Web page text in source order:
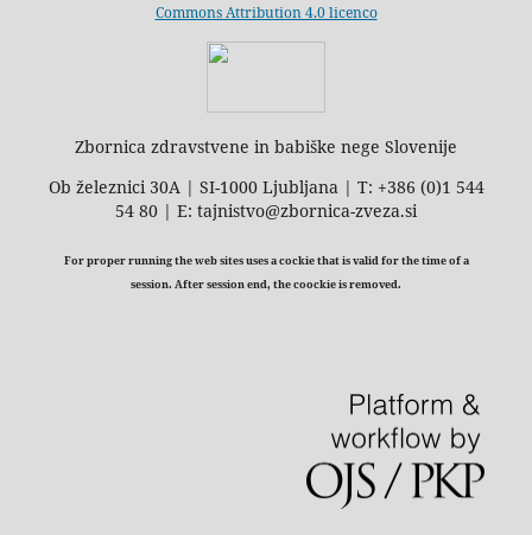
Commons Attribution 4.0 licenco
Zbornica zdravstvene in babiške nege Slovenije
Ob železnici 30A | SI-1000 Ljubljana | T: +386 (0)1 544
54 80 | E: tajnistvo@zbornica-zveza.si
For proper running the web sites uses a cockie that is valid for the time of a
session. After session end, the coockie is removed.